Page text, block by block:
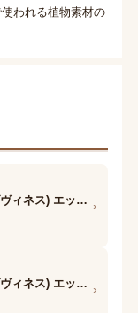
われる植物素材の
コンフォートジャパン Davines(ダヴィネス) エッセンシャル シャンプーバー ヴォル ›
コンフォートジャパン Davines(ダヴィネス) エッセンシャル ヴォル シャンプー ›